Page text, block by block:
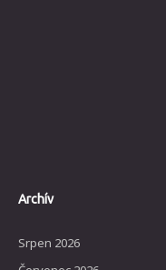
Archív
Srpen 2026